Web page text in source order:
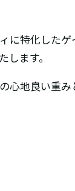
に特化した
します。
心地良い重み